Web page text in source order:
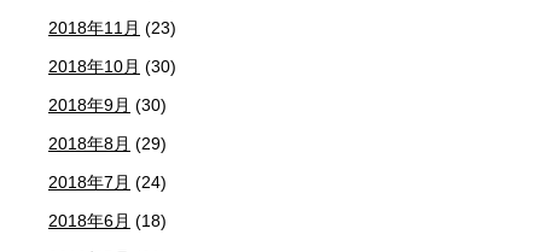
2018年11月 (23)
2018年10月 (30)
2018年9月 (30)
2018年8月 (29)
2018年7月 (24)
2018年6月 (18)